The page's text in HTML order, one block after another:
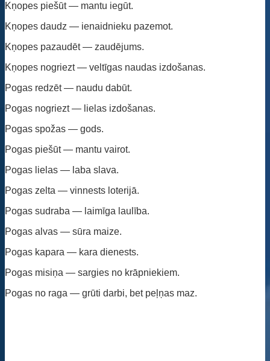
Kņopes piešūt — mantu iegūt.
Kņopes daudz — ienaidnieku pazemot.
Kņopes pazaudēt — zaudējums.
Kņopes nogriezt — veltīgas naudas izdošanas.
Pogas redzēt — naudu dabūt.
Pogas nogriezt — lielas izdošanas.
Pogas spožas — gods.
Pogas piešūt — mantu vairot.
Pogas lielas — laba slava.
Pogas zelta — vinnests loterijā.
Pogas sudraba — laimīga laulība.
Pogas alvas — sūra maize.
Pogas kapara — kara dienests.
Pogas misiņa — sargies no krāpniekiem.
Pogas no raga — grūti darbi, bet peļņas maz.